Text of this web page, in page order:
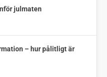
julmaten
– hur pålitligt är